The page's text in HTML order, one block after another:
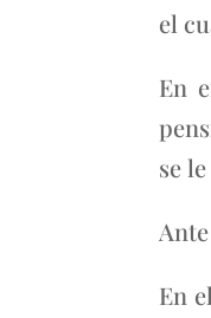
el
En
se
En